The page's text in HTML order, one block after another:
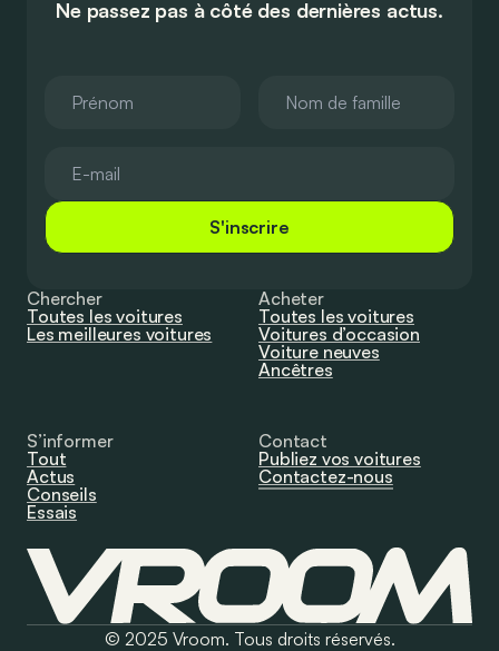
Ne passez pas à côté des dernières actus.
S'inscrire
Chercher
Toutes les voitures
Les meilleures voitures
Acheter
Toutes les voitures
Voitures d’occasion
Voiture neuves
Ancêtres
S’informer
Tout
Actus
Conseils
Essais
Contact
Publiez vos voitures
Contactez-nous
© 2025 Vroom. Tous droits réservés.